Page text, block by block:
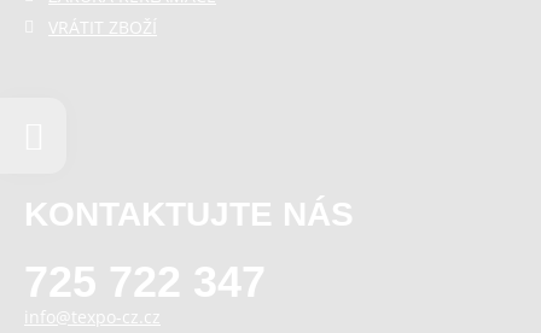
VRÁTIT ZBOŽÍ
KONTAKTUJTE NÁS
725 722 347
info@texpo-cz.cz